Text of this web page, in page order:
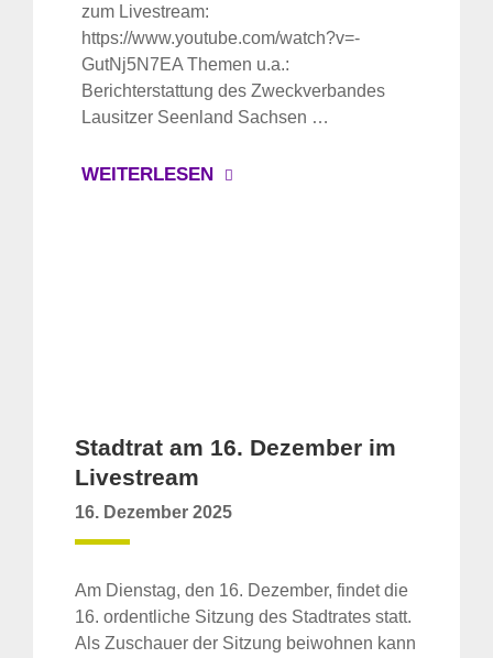
zum Livestream:
https://www.youtube.com/watch?v=-
GutNj5N7EA Themen u.a.:
Berichterstattung des Zweckverbandes
Lausitzer Seenland Sachsen …
WEITERLESEN
Stadtrat am 16. Dezember im
Livestream
16. Dezember 2025
Am Dienstag, den 16. Dezember, findet die
16. ordentliche Sitzung des Stadtrates statt.
Als Zuschauer der Sitzung beiwohnen kann